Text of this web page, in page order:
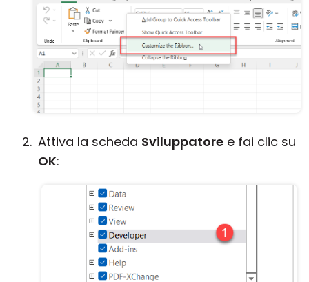
Attiva la scheda Sviluppatore e fai clic su
OK: